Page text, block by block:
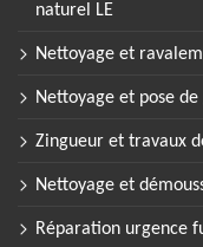
naturel LE
Nettoyage et
Nettoyage et pose
Zingueur et travaux
Nettoyage et
Réparation urgence